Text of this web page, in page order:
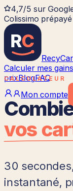
4,7/5 sur
Colissimo
RC
Calculer mes gains
prixBlogFAQ
Mon compte
CALCULATEUR
vos
30
instantané,